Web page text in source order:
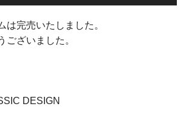
は完売いたしました。
ございました。
DESIGN